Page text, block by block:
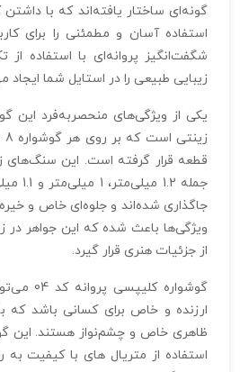
گونه‌ای ساختار یافته‌اند که با
استفاده آسان و مطمئنی را برای
شگفت‌انگیز پروانه‌ای با استفاده از
زیبایی طبیعی را در استایل شما ایجاد
یکی از ویژگی‌های منحصربه‌فرد این
قطعه قرار گرفته است. این سنگ‌های
جمله
جاگذاری شده‌اند و جلوه‌ای خاص و
ویژگی‌ها باعث شده که این جواهر در
از جزئیات هنری قرار گیرد.
گوشواره
ارزنده و خاص برای کسانی باشد که
ظاهری خاص و چشم‌نواز هستند. این
استفاده از متریال های با کیفیت به